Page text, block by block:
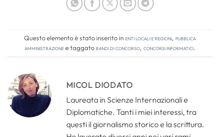
Questo elemento è stato inserito inEnti locali e regioni, Pubblica
amministrazionee taggatobandi di concorso, concorsi informatici.
MICOL DIODATO
Laureata in Scienze Internazionali e
Diplomatiche. Tanti i miei interessi, tra
questi il giornalismo storico e la scrittura.